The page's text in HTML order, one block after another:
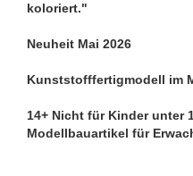
koloriert."
Neuheit Mai 2026
Kunststofffertigmodell im
14+ Nicht für Kinder unter
Modellbauartikel für